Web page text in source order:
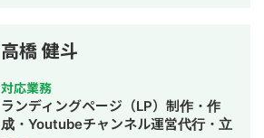
やブログアフィリエイトの経験もあ
り、動画を通してコンバージョンや採
用に繋がる仕組みづくりも重要視して
います。 動画の結果だけでなくその先
の公式LINEやGA4などのデータを元に
全体的な戦略構築も行っています。 分
わこうのシネマティック料理チャンネ
ル：
https://www.youtube.com/channel/
在職中にyoutubeチャンネルの運営を
請け負いを始める 動画編集、サムネイ
ル制作、アップロード、までを行なっ
高橋 健斗
対応業務
ランディングページ（LP）制作・作
成・Youtubeチャンネル運営代行・立